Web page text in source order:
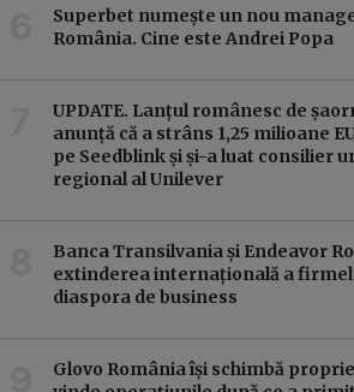
Superbet numește un nou
România. Cine este Andrei Popa
UPDATE. Lanțul românesc de
anunță că a strâns 1,25 milioane
pe Seedblink și și-a luat consilier
regional al Unilever
Banca Transilvania și Endeavor
extinderea internațională a
diaspora de business
Glovo România își schimbă